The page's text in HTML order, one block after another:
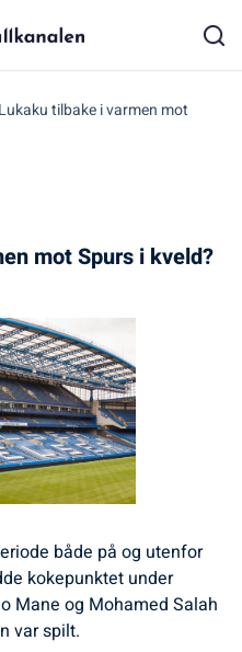
tilbake i varmen mot
mot Spurs i kveld?
både på og utenfor
kokepunktet under
Mane og Mohamed Salah
var spilt.